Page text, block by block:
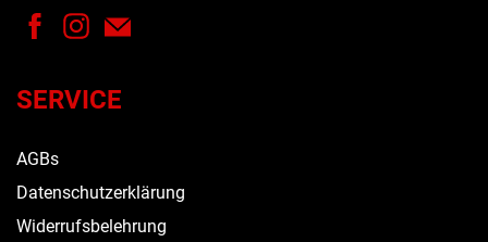
SERVICE
AGBs
Datenschutzerklärung
Widerrufsbelehrung